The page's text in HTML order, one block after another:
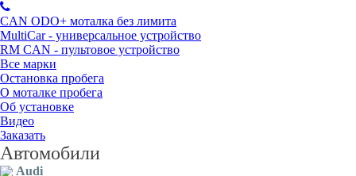
CAN ODO+ моталка без лимита
MultiCar - универсальное устройство
RM CAN - пультовое устройство
Все марки
Остановка пробега
О моталке пробега
Об установке
Видео
Заказать
Автомобили
Audi